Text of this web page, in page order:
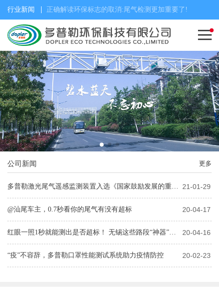
行业新闻 正确解读环保标志的取消:尾气检测更加重要了!
公司新闻 更多
多普勒激光尾气遥感监测装置入选《国家鼓励发展的重大环保技术装备目录(2020 年版)》 21-01-29
@汕尾车主，0.7秒看你的尾气有没有超标 20-04-17
红眼一照1秒就能测出是否超标！ 无锡这些路段“神器”上岗！ 20-04-16
“疫”不容辞，多普勒口罩性能测试系统助力疫情防控 20-02-23